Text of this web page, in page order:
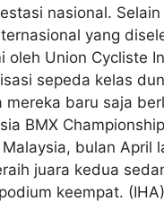
nasional.
yang
oleh Union Cycliste
sepeda kelas
mereka baru saja
BMX
bulan April
juara kedua
keempat. (IHA)